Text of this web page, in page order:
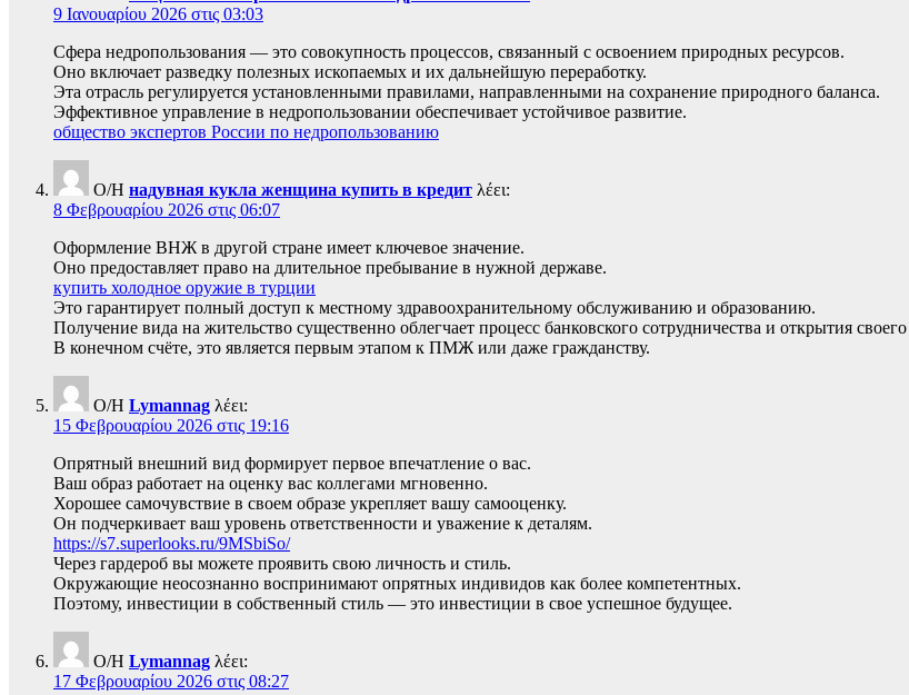
9 Ιανουαρίου 2026 στις 03:03
Сфера недропользования — это совокупность процессов, связанный с освоением природных ресурсов.
Оно включает разведку полезных ископаемых и их дальнейшую переработку.
Эта отрасль регулируется установленными правилами, направленными на сохранение природного баланса.
Эффективное управление в недропользовании обеспечивает устойчивое развитие.
общество экспертов России по недропользованию
Ο/Η надувная кукла женщина купить в кредит λέει:
8 Φεβρουαρίου 2026 στις 06:07
Оформление ВНЖ в другой стране имеет ключевое значение.
Оно предоставляет право на длительное пребывание в нужной державе.
купить холодное оружие в турции
Это гарантирует полный доступ к местному здравоохранительному обслуживанию и образованию.
Получение вида на жительство существенно облегчает процесс банковского сотрудничества и открытия своего
В конечном счёте, это является первым этапом к ПМЖ или даже гражданству.
Ο/Η Lymannag λέει:
15 Φεβρουαρίου 2026 στις 19:16
Опрятный внешний вид формирует первое впечатление о вас.
Ваш образ работает на оценку вас коллегами мгновенно.
Хорошее самочувствие в своем образе укрепляет вашу самооценку.
Он подчеркивает ваш уровень ответственности и уважение к деталям.
https://s7.superlooks.ru/9MSbiSo/
Через гардероб вы можете проявить свою личность и стиль.
Окружающие неосознанно воспринимают опрятных индивидов как более компетентных.
Поэтому, инвестиции в собственный стиль — это инвестиции в свое успешное будущее.
Ο/Η Lymannag λέει:
17 Φεβρουαρίου 2026 στις 08:27